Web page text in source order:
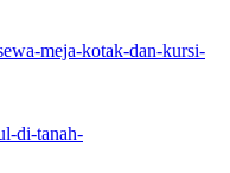
meja-kotak-dan-kursi-
di-tanah-